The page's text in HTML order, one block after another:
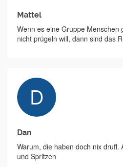
Mattel
Wenn es eine Gruppe Menschen
nicht prügeln will, dann sind das
Dan
Warum, die haben doch nix druff.
und Spritzen